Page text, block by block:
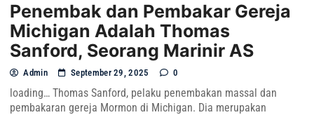
Penembak dan Pembakar Gereja
Michigan Adalah Thomas
Sanford, Seorang Marinir AS
Admin September 29, 2025 0
loading… Thomas Sanford, pelaku penembakan massal dan
pembakaran gereja Mormon di Michigan. Dia merupakan